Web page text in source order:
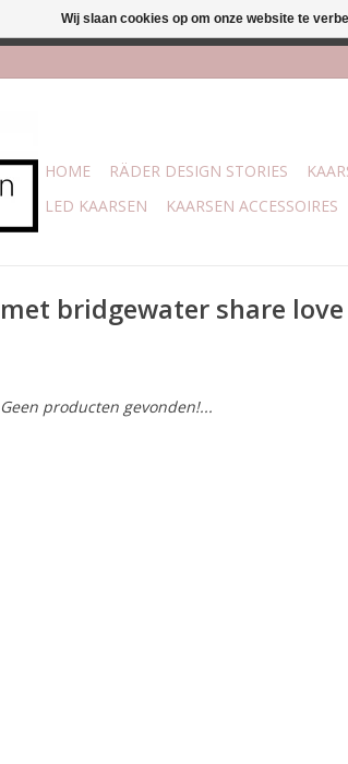
HOME RÄDER DESIGN STORIES
LED KAARSEN
KAARSEN ACCESSOIRES
bridgewater share love
Geen producten gevonden!...
Wij slaan cookies op om onze website te
Afhalen is mogelijk bij mijn winkel Trotz |